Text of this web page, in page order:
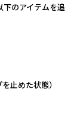
下のアイテムを追
止めた状態）